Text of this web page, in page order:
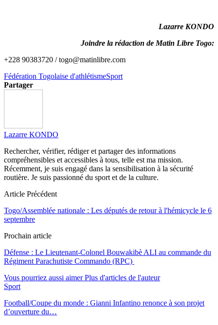
Lazarre KONDO
Joindre la rédaction de Matin Libre Togo:
+228 90383720 / togo@matinlibre.com
Fédération Togolaise d'athlétismeSport
Partager
Lazarre KONDO
Rechercher, vérifier, rédiger et partager des informations
compréhensibles et accessibles à tous, telle est ma mission.
Récemment, je suis engagé dans la sensibilisation à la sécurité
routière. Je suis passionné du sport et de la culture.
Article Précédent
Togo/Assemblée nationale : Les députés de retour à l'hémicycle le 6
septembre
Prochain article
Défense : Le Lieutenant-Colonel Bouwakibè ALI au commande du
Régiment Parachutiste Commando (RPC)
Vous pourriez aussi aimer Plus d'articles de l'auteur
Sport
Football/Coupe du monde : Gianni Infantino renonce à son projet
d’ouverture du…